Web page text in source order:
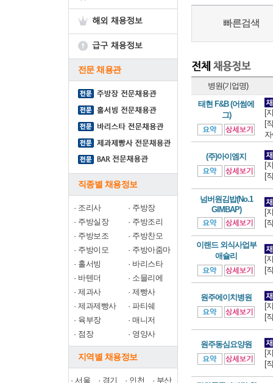
전문 채용관
직종별 채용정보
· 조리사 · 주방장
· 주방실장 · 주방조리
· 주방보조 · 주방찬모
· 주방이모 · 주방아줌마
· 홀서빙 · 바리스타
· 바텐더 · 소믈리에
·제과사 ·제빵사
·제과제빵사 ·파티쉐
· 육부장 ·매니저
· 점장 · 영양사
지역별 채용정보
· 서울 · 경기 · 인천 · 부산
빠른검색
병원(기업명)
태현 F&B (어썸에
그)
[
[
(주)아이엠지
[
[
넘버원김밥(No.1
GIMBAP)
[
[
이랜드 외식사업부
애슐리
[
[
원주에이치병원
[
[
원주동심요양원
[
[